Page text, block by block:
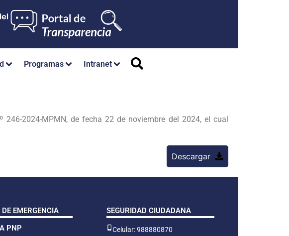
Programas Intranet
2024-MPMN, de fecha 22 de noviembre del 2024, el cual
Descargar
EMERGENCIA
PNP
SEGURIDAD CIUDADANA
Celular: 988880870